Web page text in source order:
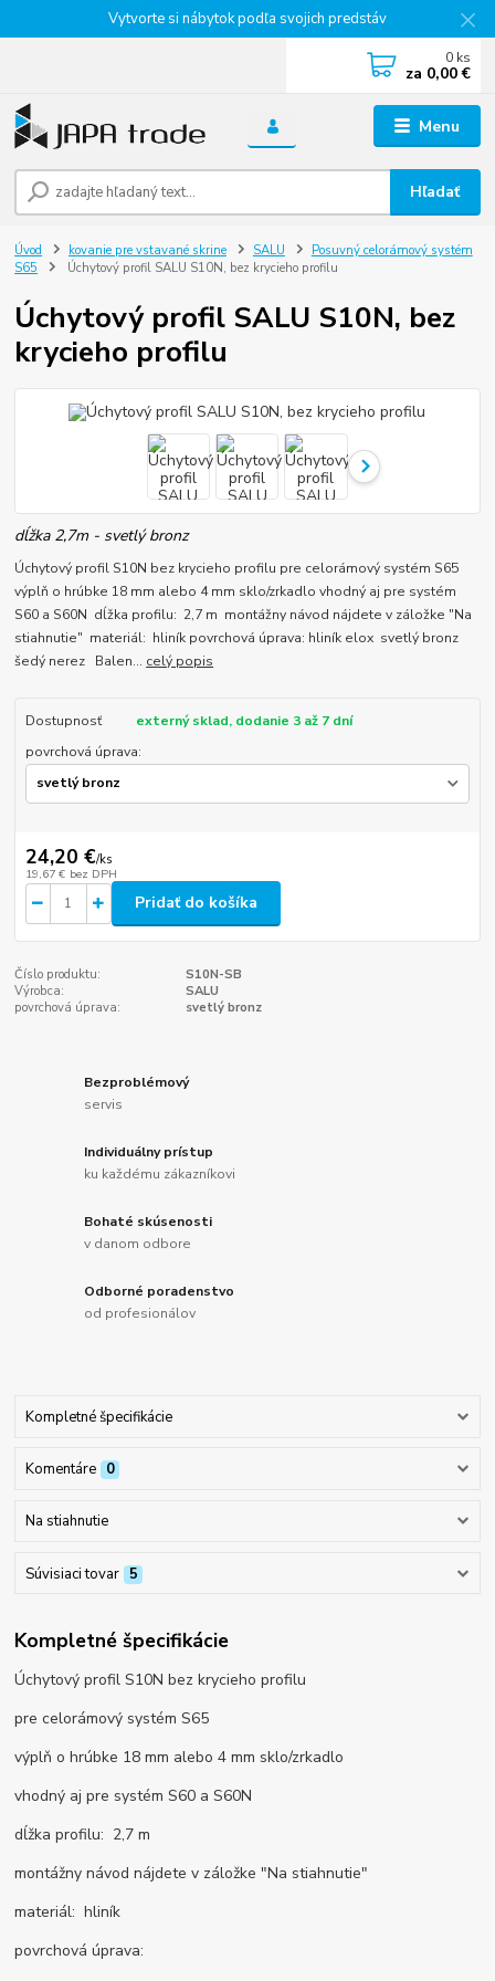
Vytvorte si nábytok podľa svojich predstáv
Menu
Hľadať
0 ks
za 0,00 €
Úvod kovanie pre vstavané skrine SALU
Posuvný celorámový systém
S65
Úchytový profil SALU S10N, bez krycieho profilu
Úchytový profil SALU S10N, bez
krycieho profilu
dĺžka 2,7m - svetlý bronz
Úchytový profil S10N bez krycieho profilu pre celorámový systém S65
výplň o hrúbke 18 mm alebo 4 mm sklo/zrkadlo vhodný aj pre systém
S60 a S60N dĺžka profilu: 2,7 m montážny návod nájdete v záložke "Na
stiahnutie" materiál: hliník povrchová úprava: hliník elox svetlý bronz
šedý nerez Balen... celý popis
Dostupnosť
externý sklad, dodanie 3 až 7 dní
povrchová úprava:
24,20 €/ks
19,67 € bez DPH
Pridať do košíka
Číslo produktu:
S10N-SB
Výrobca:
SALU
povrchová úprava:
svetlý bronz
Bezproblémový
servis
Individuálny prístup
ku každému zákazníkovi
Bohaté skúsenosti
v danom odbore
Odborné poradenstvo
od profesionálov
Kompletné špecifikácie
Komentáre 0
Na stiahnutie
Súvisiaci tovar 5
Kompletné špecifikácie
Úchytový profil S10N bez krycieho profilu
pre celorámový systém S65
výplň o hrúbke 18 mm alebo 4 mm sklo/zrkadlo
vhodný aj pre systém S60 a S60N
dĺžka profilu: 2,7 m
montážny návod nájdete v záložke "Na stiahnutie"
materiál: hliník
povrchová úprava: